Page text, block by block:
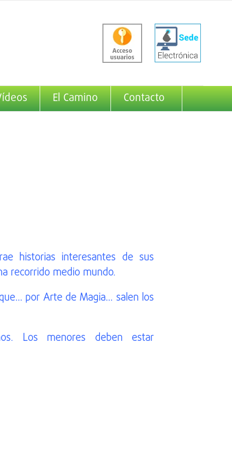
El Camino Contacto
historias interesantes de sus
recorrido medio mundo.
por Arte de Magia… salen los
Los menores deben estar